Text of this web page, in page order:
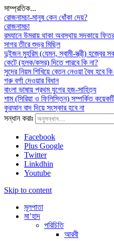
সাম্প্রতিক...
রোজনামচা-মানুষ কেন ধোঁকা দেয়?
রোজনামচা
রমযানে উমরায় থাকা অবস্থায় সদকায়ে
সাগর তীরে শুভ্র মিছিল
দুইজন মুহরিম (যেমন, স্বামী-স্ত্রী)
কেটে (হলক/কসর) দিতে পারবে কি না?
সুদের নিয়ম শিখিয়ে বেতন নেওয়া বৈধ হবে কি
গরু বর্গা দেওয়ার বিধান
বাংলা ভাষায় প্রথম যুগের হজ-সাহিত্য
শাম (সিরিয়া ও ফিলিস্তিন) সম্পর্কিত
কুরআন বাদ দিয়ে সংস্কার হবে না
সন্ধান করাঃ
Facebook
Plus Google
Twitter
Linkdhin
Youtube
Skip to content
মূলপাতা
মা’হাদ
পরিচিতি
আরবী